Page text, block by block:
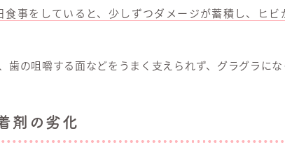
事をしていると、少しずつダメージが蓄積し、ヒ
歯の咀嚼する面などをうまく支えられず、グラグラにな
剤の劣化